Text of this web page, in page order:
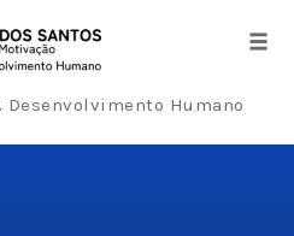
Humano